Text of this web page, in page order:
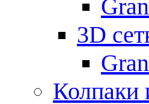
3D
Колпаки